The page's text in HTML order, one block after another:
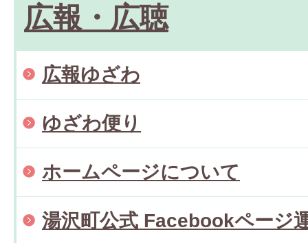
広報・広聴
広報ゆざわ
ゆざわ便り
ホームページについて
湯沢町公式 Facebookページ